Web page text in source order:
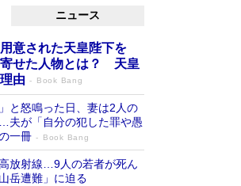
ニュース
意された天皇陛下を
寄せた人物とは？ 天皇
由
Book Bang
と怒鳴った日、妻は2人の
夫が「自分の犯した罪や愚
一冊
Book Bang
放射線…9人の若者が死ん
岳遭難」に迫る